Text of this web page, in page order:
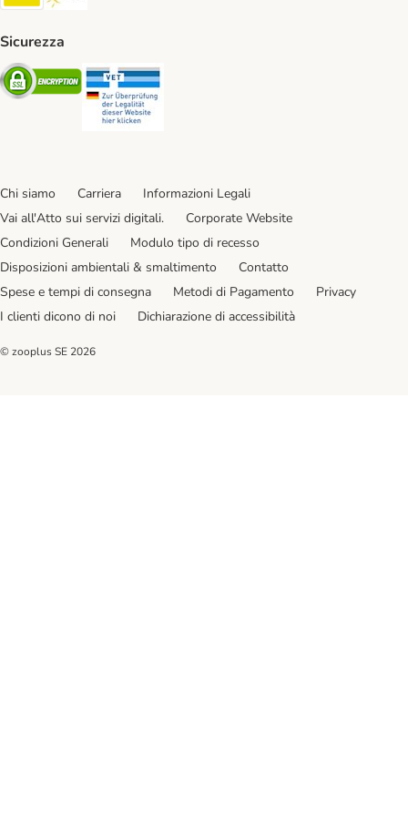
Sicurezza
Security
Chi siamo Carriera
Informazioni Legali
Vai all'Atto sui servizi digitali.
Corporate Website
Condizioni Generali
Modulo tipo di recesso
Disposizioni ambientali & smaltimento
Contatto
Spese e tempi di consegna
Metodi di Pagamento
Privacy
I clienti dicono di noi
Dichiarazione di accessibilità
© zooplus SE 2026